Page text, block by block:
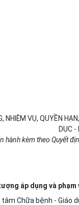
NHIỆM VỤ, QUYỀN
DỤC -
hành kèm theo Quyết
áp dụng và phạm
tâm Chữa bệnh - Giáo